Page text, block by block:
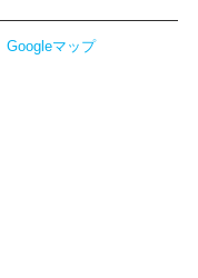
Googleマップ